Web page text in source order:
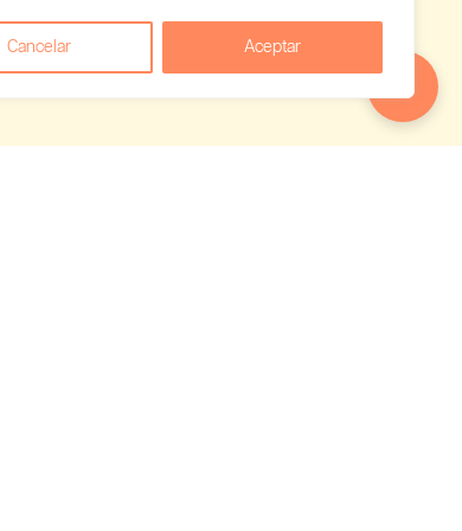
Cancelar Aceptar